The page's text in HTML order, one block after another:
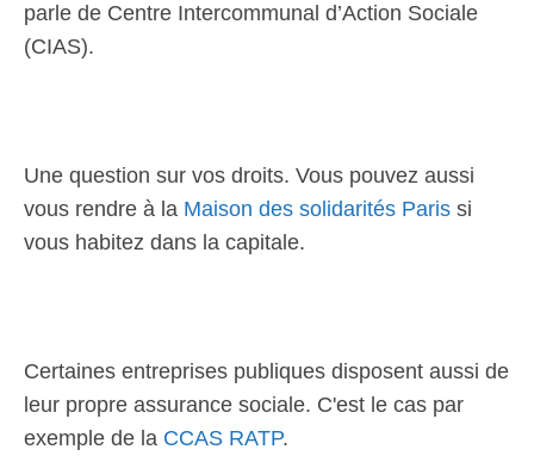
parle de Centre Intercommunal d’Action Sociale
(CIAS).
Une question sur vos droits. Vous pouvez aussi
vous rendre à la Maison des solidarités Paris si
vous habitez dans la capitale.
Certaines entreprises publiques disposent aussi de
leur propre assurance sociale. C'est le cas par
exemple de la CCAS RATP.